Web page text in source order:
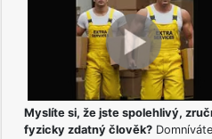
Myslíte si, že jste spolehlivý,
fyzicky zdatný člověk?